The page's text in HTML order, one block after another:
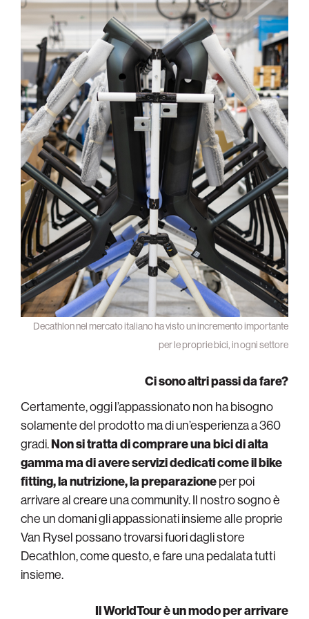
Decathlon nel mercato italiano ha visto un incremento importante
per le proprie bici, in ogni settore
Ci sono altri passi da fare?
Certamente, oggi l’appassionato non ha bisogno
solamente del prodotto ma di un’esperienza a 360
gradi.Non si tratta di comprare una bici di alta
gamma ma di avere servizi dedicati come il bike
fitting, la nutrizione, la preparazioneper poi
arrivare al creare una community. Il nostro sogno è
che un domani gli appassionati insieme alle proprie
Van Rysel possano trovarsi fuori dagli store
Decathlon, come questo, e fare una pedalata tutti
insieme.
Il WorldTour è un modo per arrivare